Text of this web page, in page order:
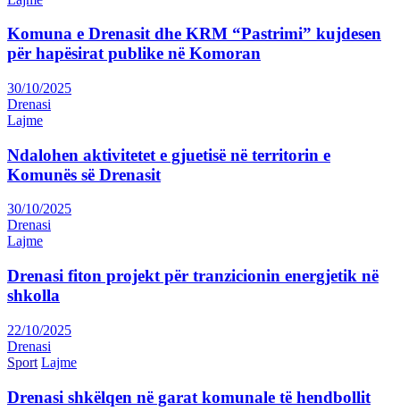
Komuna e Drenasit dhe KRM “Pastrimi” kujdesen
për hapësirat publike në Komoran
30/10/2025
Drenasi
Lajme
Ndalohen aktivitetet e gjuetisë në territorin e
Komunës së Drenasit
30/10/2025
Drenasi
Lajme
Drenasi fiton projekt për tranzicionin energjetik në
shkolla
22/10/2025
Drenasi
Sport Lajme
Drenasi shkëlqen në garat komunale të hendbollit